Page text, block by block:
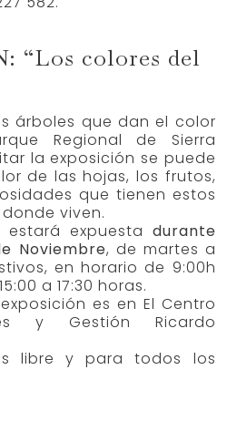
“Los colores del
árboles que dan el color
Regional de Sierra
la exposición se puede
de las hojas, los frutos,
que tienen estos
viven.
estará expuesta durante
Noviembre, de martes a
en horario de 9:00h
a 17:30 horas.
es en El Centro
y Gestión Ricardo
libre y para todos los